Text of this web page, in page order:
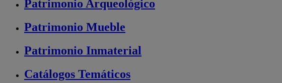
Patrimonio Arqueológico
Patrimonio Mueble
Patrimonio Inmaterial
Catálogos Temáticos